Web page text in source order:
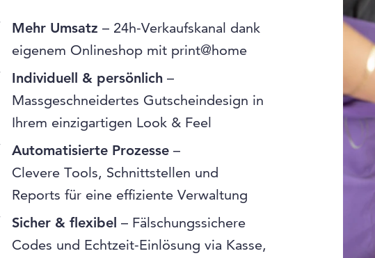
Mehr Umsatz – 24h-Verkaufskanal dank
eigenem Onlineshop mit print@home
Individuell & persönlich–
Massgeschneidertes Gutscheindesign in
Ihrem einzigartigen Look & Feel
Automatisierte Prozesse–
Clevere Tools, Schnittstellen und
Reports für eine effiziente Verwaltung
Sicher & flexibel – Fälschungssichere
Codes und Echtzeit-Einlösung via Kasse,